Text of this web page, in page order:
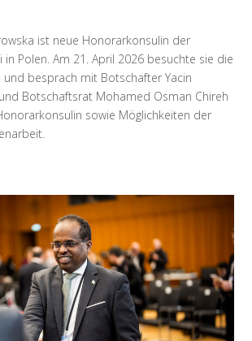
ist neue Honorarkonsulin der
in Polen. Am 21. April 2026 besuchte sie die
und besprach mit Botschafter Yacin
Botschaftsrat Mohamed Osman Chireh
sowie Möglichkeiten der